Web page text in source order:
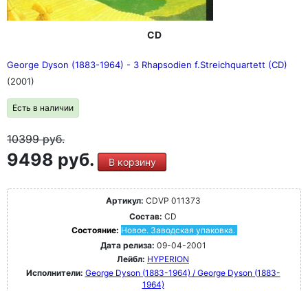
CD
George Dyson (1883-1964) - 3 Rhapsodien f.Streichquartett (CD)
(2001)
Есть в наличии
10399руб.
9498 руб. В корзину
Артикул: CDVP 011373
Состав: CD
Состояние: Новое. Заводская упаковка.
Дата релиза: 09-04-2001
Лейбл: HYPERION
Исполнители: George Dyson (1883-1964) / George Dyson (1883-
1964)